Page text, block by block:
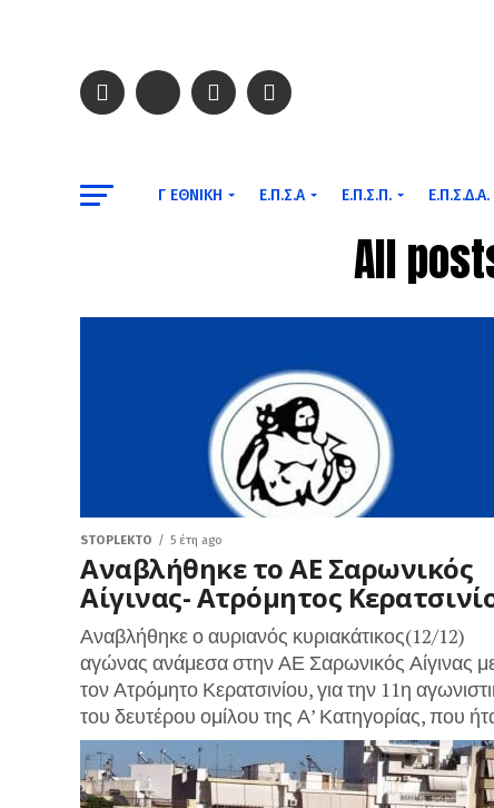
Γ ΕΘΝΙΚΉ Ε.Π.Σ.Α Ε.Π.Σ.Π. Ε.Π.Σ.Δ.Α.
All
STOPLEKTO 5 έτη ago
Αναβλήθηκε το ΑΕ Σαρωνικός
Αίγινας- Ατρόμητος
Αναβλήθηκε ο αυριανός κυριακάτικος(12/12)
αγώνας ανάμεσα στην ΑΕ Σαρωνικός Αίγινας
τον Ατρόμητο Κερατσινίου, για την 11η
του δευτέρου ομίλου της Α’ Κατηγορίας, που